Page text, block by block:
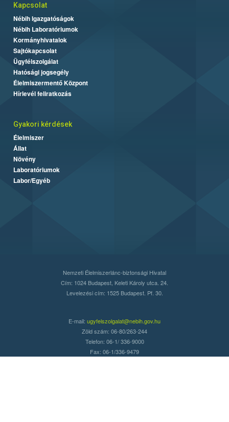
Kapcsolat
Nébih Igazgatóságok
Nébih Laboratóriumok
Kormányhivatalok
Sajtókapcsolat
Ügyfélszolgálat
Hatósági jogsegély
Élelmiszermentő Központ
Hírlevél feliratkozás
Gyakori kérdések
Élelmiszer
Állat
Növény
Laboratóriumok
Labor/Egyéb
Nemzeti Élelmiszerlánc-biztonsági Hivatal
Cím: 1024 Budapest, Keleti Károly utca. 24.
Levelezési cím: 1525 Budapest. Pf. 30.
E-mail: ugyfelszolgalat@nebih.gov.hu
Zöld szám: 06-80/263-244
Telefon: 06-1/ 336-9000
Fax: 06-1/336-9479